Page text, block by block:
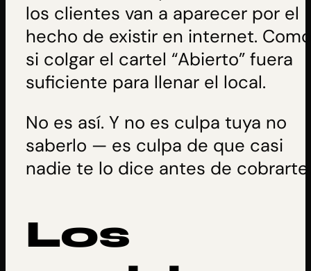
los clientes van a aparecer por el
hecho de existir en internet. Como
si colgar el cartel “Abierto” fuera
suficiente para llenar el local.
No es así. Y no es culpa tuya no
saberlo — es culpa de que casi
nadie te lo dice antes de cobrarte.
Los